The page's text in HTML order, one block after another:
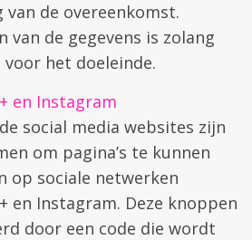
de overeenkomst.
van de gegevens is zolang
het doeleinde.
en Instagram
social media websites zijn
om pagina’s te kunnen
op sociale netwerken
en Instagram. Deze knoppen
door een code die wordt